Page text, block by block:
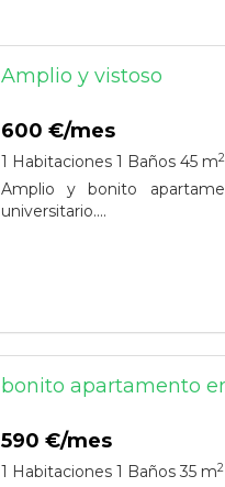
Amplio y vistoso
600 €/mes
1 Habitaciones 1 Baños 45 m2
Amplio y bonito
universitario....
bonito apartamento
590 €/mes
1 Habitaciones 1 Baños 35 m2